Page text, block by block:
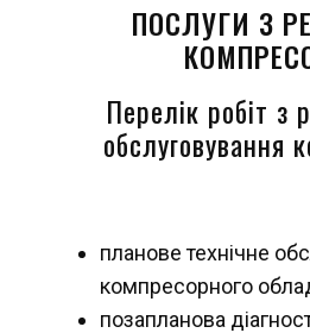
ПОСЛУГИ З
Перелік робіт з
обслуговування
планове технічне
компресорного
позапланова